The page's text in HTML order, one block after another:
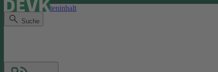
Direkt zum Seiteninhalt
Suche